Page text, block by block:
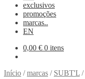
exclusivos
promoções
marcas..
EN
0,00 € 0 itens
Início /marcas / SUBT'L /